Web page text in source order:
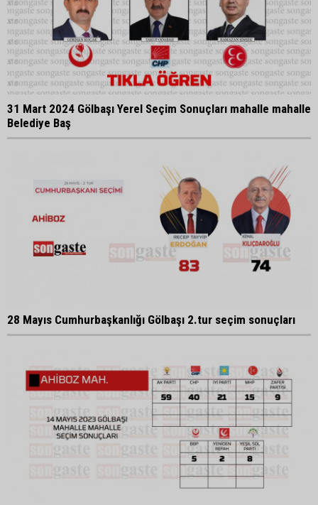
31 Mart 2024 Gölbaşı Yerel Seçim Sonuçları mahalle mahalle
Belediye Baş
28 Mayıs Cumhurbaşkanlığı Gölbaşı 2.tur seçim sonuçları